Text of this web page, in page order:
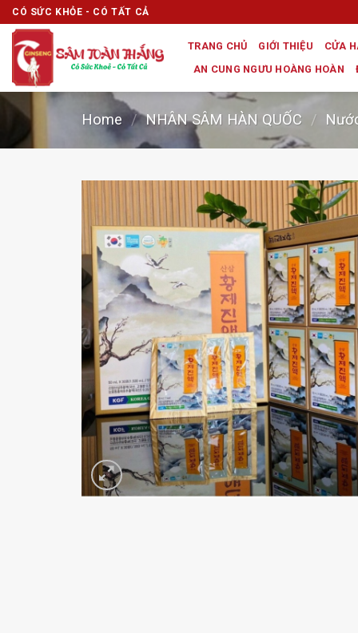
Skip
to
content
CÓ SỨC KHỎE - CÓ TẤT CẢ
TRANG CHỦ GIỚI THIỆU CỬA
AN CUNG NGƯU HOÀNG HOÀN
Home / NHÂN SÂM HÀN QUỐC /